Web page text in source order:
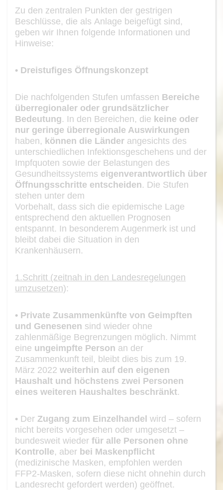
Zu den zentralen Punkten der gestrigen
Beschlüsse, die als Anlage beigefügt sind,
geben wir Ihnen folgende Informationen und
Hinweise:
• Dreistufiges Öffnungskonzept
Die nachfolgenden Stufen umfassen Bereiche
überregionaler oder grundsätzlicher
Bedeutung. In den Bereichen, die keine oder
nur geringe überregionale Auswirkungen
haben, können die Länder angesichts des
unterschiedlichen Infektionsgeschehens und der
Impfquoten sowie der Belastungen des
Gesundheitssystems eigenverantwortlich über
Öffnungsschritte entscheiden. Die Stufen
stehen unter dem
Vorbehalt, dass sich die epidemische Lage
entsprechend den aktuellen Prognosen
entspannt. In besonderem Augenmerk ist und
bleibt dabei die Situation in den
Krankenhäusern.
1.Schritt (zeitnah in den Landesregelungen
umzusetzen):
• Private Zusammenkünfte von Geimpften
und Genesenen sind wieder ohne
zahlenmäßige Begrenzungen möglich. Nimmt
eine ungeimpfte Person an der
Zusammenkunft teil, bleibt dies bis zum 19.
März 2022 weiterhin auf den eigenen
Haushalt und höchstens zwei Personen
eines weiteren Haushaltes beschränkt.
• Der Zugang zum Einzelhandel wird – sofern
nicht bereits vorgesehen oder umgesetzt –
bundesweit wieder für alle Personen ohne
Kontrolle, aber bei Maskenpflicht
(medizinische Masken, empfohlen werden
FFP2-Masken, sofern diese nicht ohnehin durch
Landesrecht gefordert werden) geöffnet.